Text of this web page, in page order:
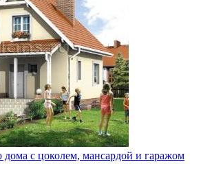
дома с цоколем, мансардой и гаражом